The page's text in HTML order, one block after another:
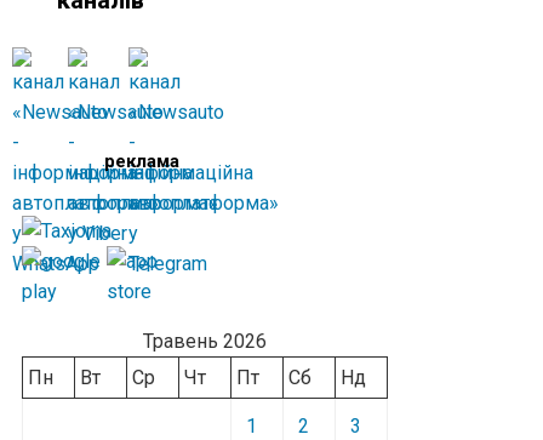
реклама
Травень 2026
Пн
Вт Ср Чт Пт Сб Нд
1 2 3